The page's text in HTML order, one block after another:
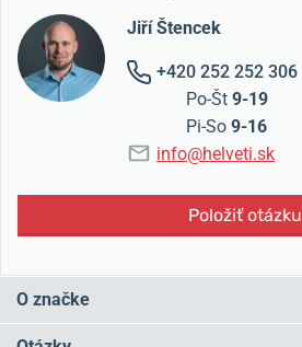
Jiří Štencek
+420 252 252 306
Po-Št 9-19
Pi-So 9-16
info@helveti.sk
Položiť otázku
O značke